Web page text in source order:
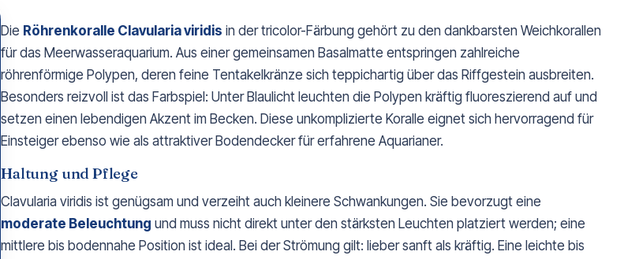
Die Röhrenkoralle Clavularia viridis in der tricolor-Färbung gehört zu den dankbarsten Weichkorallen
für das Meerwasseraquarium. Aus einer gemeinsamen Basalmatte entspringen zahlreiche
röhrenförmige Polypen, deren feine Tentakelkränze sich teppichartig über das Riffgestein ausbreiten.
Besonders reizvoll ist das Farbspiel: Unter Blaulicht leuchten die Polypen kräftig fluoreszierend auf und
setzen einen lebendigen Akzent im Becken. Diese unkomplizierte Koralle eignet sich hervorragend für
Einsteiger ebenso wie als attraktiver Bodendecker für erfahrene Aquarianer.
Haltung und Pflege
Clavularia viridis ist genügsam und verzeiht auch kleinere Schwankungen. Sie bevorzugt eine
moderate Beleuchtung und muss nicht direkt unter den stärksten Leuchten platziert werden; eine
mittlere bis bodennahe Position ist ideal. Bei der Strömung gilt: lieber sanft als kräftig. Eine leichte bis